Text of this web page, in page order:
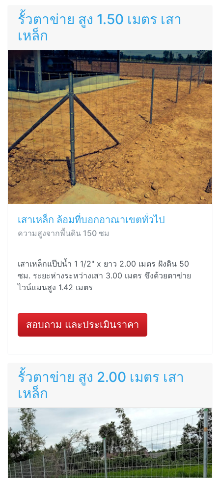
รั้วตาข่าย สูง 1.50 เมตร เสา
เหล็ก
เสาเหล็ก ล้อมที่บอกอาณาเขตทั่วไป
ความสูงจากพื้นดิน 150 ซม
เสาเหล็กแป๊ปน้ำ 1 1/2" x ยาว 2.00 เมตร ฝังดิน 50
ซม. ระยะห่างระหว่างเสา 3.00 เมตร ขึงด้วยตาข่าย
ไวน์แมนสูง 1.42 เมตร
สอบถาม และประเมินราคา
รั้วตาข่าย สูง 2.00 เมตร เสา
เหล็ก